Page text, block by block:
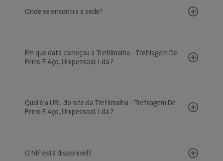
Onde se encontra a sede?
Em que data começou a Trefilmalha - Trefilagem De
Ferro E Aço, Unipessoal, Lda.?
Qual é a URL do site da Trefilmalha - Trefilagem De
Ferro E Aço, Unipessoal, Lda.?
O NIF está disponível?